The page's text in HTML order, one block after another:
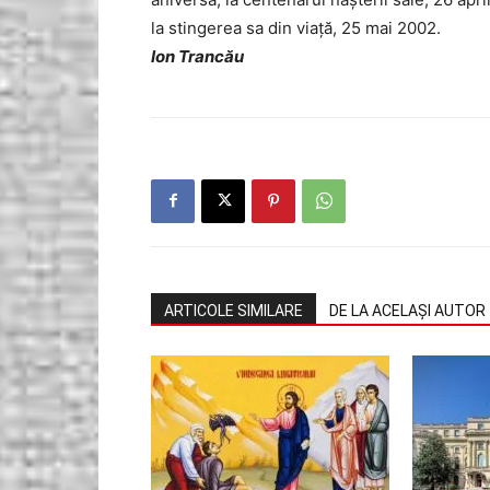
la stingerea sa din viaţă, 25 mai 2002.
Ion Trancău
ARTICOLE SIMILARE DE LA ACELAȘI AUTOR